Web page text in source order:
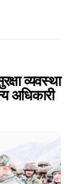
व्यवस्था
अधिकारी